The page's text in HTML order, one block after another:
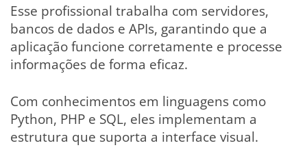
Esse profissional trabalha com servidores,
bancos de dados e APIs, garantindo que a
aplicação funcione corretamente e processe
informações de forma eficaz.
Com conhecimentos em linguagens como
Python, PHP e SQL, eles implementam a
estrutura que suporta a interface visual.